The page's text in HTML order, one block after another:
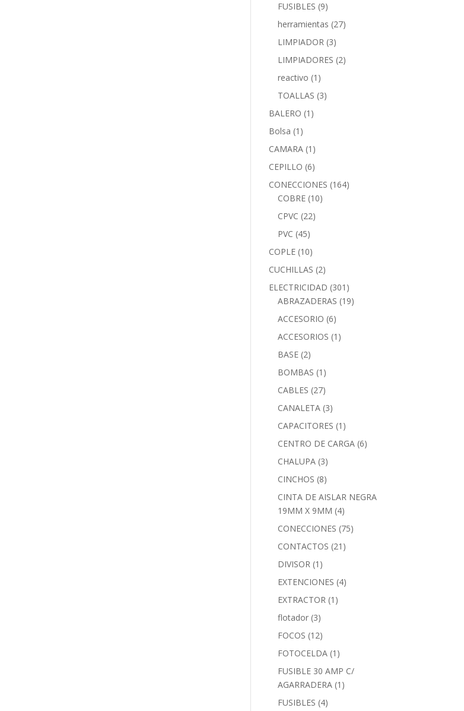
FUSIBLES (9)
herramientas (27)
LIMPIADOR (3)
LIMPIADORES (2)
reactivo (1)
TOALLAS (3)
BALERO (1)
Bolsa (1)
CAMARA (1)
CEPILLO (6)
CONECCIONES (164)
COBRE (10)
CPVC (22)
PVC (45)
COPLE (10)
CUCHILLAS (2)
ELECTRICIDAD (301)
ABRAZADERAS (19)
ACCESORIO (6)
ACCESORIOS (1)
BASE (2)
BOMBAS (1)
CABLES (27)
CANALETA (3)
CAPACITORES (1)
CENTRO DE CARGA (6)
CHALUPA (3)
CINCHOS (8)
CINTA DE AISLAR NEGRA
19MM X 9MM (4)
CONECCIONES (75)
CONTACTOS (21)
DIVISOR (1)
EXTENCIONES (4)
EXTRACTOR (1)
flotador (3)
FOCOS (12)
FOTOCELDA (1)
FUSIBLE 30 AMP C/
AGARRADERA (1)
FUSIBLES (4)